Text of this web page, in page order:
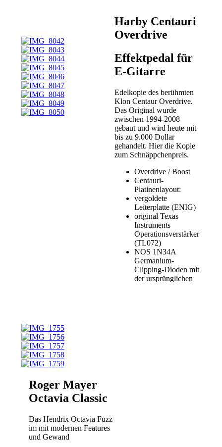
Harby Centauri
Overdrive
Effektpedal für
E-Gitarre
Edelkopie des berühmten
Klon Centaur Overdrive.
Das Original wurde
zwischen 1994-2008
gebaut und wird heute mit
bis zu 9.000 Dollar
gehandelt. Hier die Kopie
zum Schnäppchenpreis.
Overdrive / Boost
Centauri-
Platinenlayout:
vergoldete
Leiterplatte (ENIG)
original Texas
Instruments
Operationsverstärker
(TL072)
NOS 1N34A
Germanium-
Clipping-Dioden mit
der ursprünglichen
Roger Mayer
Octavia Classic
Das Hendrix Octavia Fuzz
im mit modernen Features
und Gewand